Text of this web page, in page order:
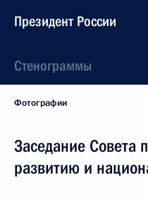
Президент России
Стенограммы
Фотографии
Заседание Совета
развитию и